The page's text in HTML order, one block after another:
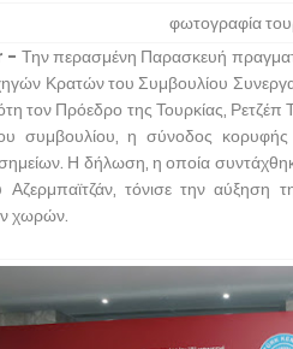
φωτογραφία
- Την περασμένη Παρασκευή
Κρατών του Συμβουλίου
τον Πρόεδρο της Τουρκίας, Ρετζέπ
συμβουλίου, η σύνοδος
Η δήλωση, η οποία
Αζερμπαϊτζάν, τόνισε την αύξηση
χωρών.